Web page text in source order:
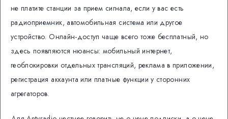
не платите станции за прием сигнала, если у вас есть
радиоприемник, автомобильная система или другое
устройство. Онлайн-доступ чаще всего тоже бесплатный, но
здесь появляются нюансы: мобильный интернет,
геоблокировки отдельных трансляций, реклама в приложении,
регистрация аккаунта или платные функции у сторонних
агрегаторов.